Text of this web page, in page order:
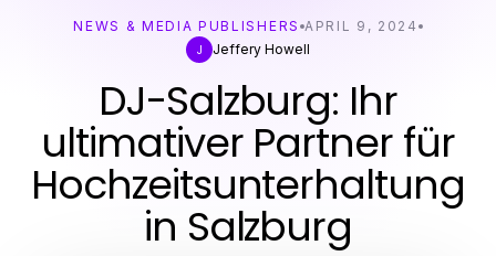
NEWS & MEDIA PUBLISHERS APRIL 9, 2024
J
Jeffery Howell
DJ-Salzburg: Ihr
ultimativer Partner für
Hochzeitsunterhaltung
in Salzburg